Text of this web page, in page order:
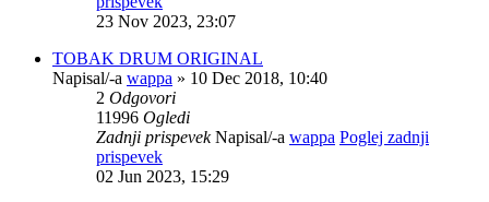
23 Nov 2023, 23:07
TOBAK DRUM ORIGINAL
Napisal/-a wappa » 10 Dec 2018, 10:40
2 Odgovori
11996 Ogledi
Zadnji prispevekNapisal/-a wappa Poglej zadnji
prispevek
02 Jun 2023, 15:29